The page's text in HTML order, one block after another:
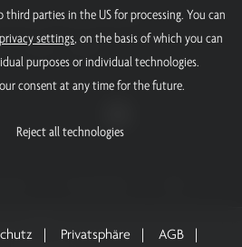
third parties in the US for processing. You can
privacy settings, on the basis of which you can
purposes or individual technologies.
consent at any time for the future.
Reject all technologies
Privatsphäre AGB
messtechnik.de
:0800 - 15000 - 10